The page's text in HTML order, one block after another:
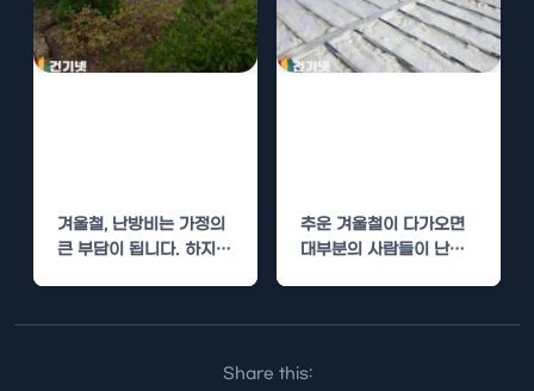
겨울철, 난방비는 가정의
큰 부담이 됩니다. 하지만
추운 겨울철이 다가오면
대부분의 사람들이 난방
을…
Share this: